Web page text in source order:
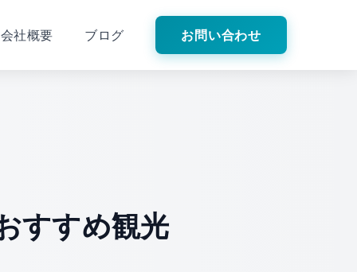
会社概要 ブログ お問い合わせ
すすめ観光